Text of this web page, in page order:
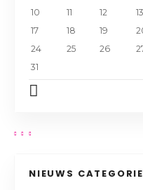
10
11 12 13
17
18 19
24
25 26
31
NIEUWS